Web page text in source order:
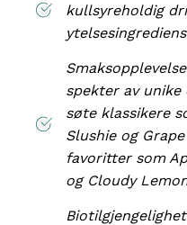
kullsyreholdig
spekter av
søte klassikere
Slushie og
favoritter som
og Cloudy